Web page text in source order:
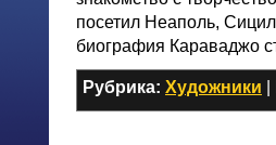
посетил Неаполь,
биография Караваджо
Рубрика: Художники